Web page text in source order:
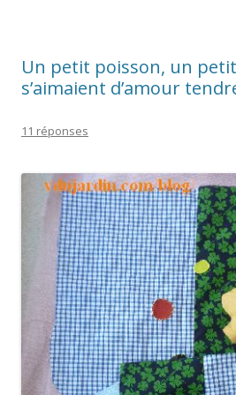
Un petit poisson, un petit oiseau,